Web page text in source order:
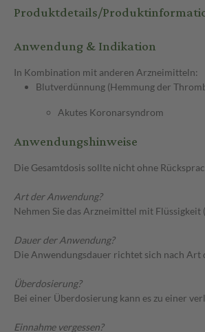
Produktdetails/
Anwendung & Indikation
In Kombination mit anderen Arzneimitteln:
Blutverdünnung (Hemmung der
Akutes Koronarsyndrom
Anwendungshinweise
Die Gesamtdosis sollte nicht ohne
Art der Anwendung?
Nehmen Sie das Arzneimittel mit Flüssigkeit
Dauer der Anwendung?
Die Anwendungsdauer richtet sich nach
Überdosierung?
Bei einer Überdosierung kann es zu einer
Einnahme vergessen?